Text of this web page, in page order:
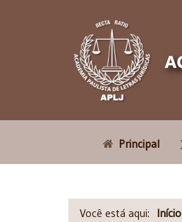
Principal
Você está aqui: Início